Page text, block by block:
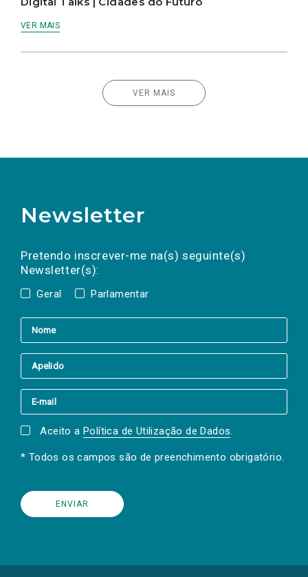
VER MAIS
VER MAIS
Newsletter
Pretendo inscrever-me na(s) seguinte(s)
Newsletter(s):
Geral Parlamentar
a(s) newsletter(s).
mail
Aceito a Política de Utilização de Dados.
* Todos os campos são de preenchimento obrigatório.